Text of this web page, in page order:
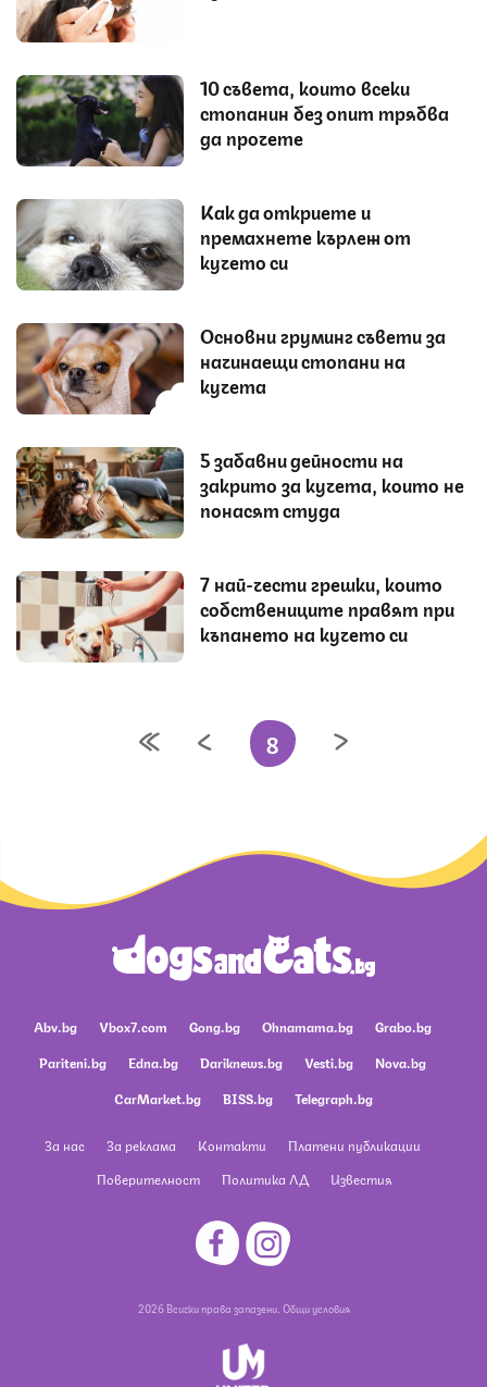
10 съвета, които всеки
стопанин без опит трябва
да прочете
Как да откриете и
премахнете кърлеж от
кучето си
Основни груминг съвети за
начинаещи стопани на
кучета
5 забавни дейности на
закрито за кучета, които не
понасят студа
7 най-чести грешки, които
собствениците правят при
къпането на кучето си
8
Abv.bg Vbox7.com Gong.bg Ohnamama.bg
Grabo.bg
Pariteni.bg
Edna.bg Dariknews.bg Vesti.bg
Nova.bg
CarMarket.bg
BISS.bg Telegraph.bg
За нас За реклама Контакти
Платени публикации
Поверителност
Политика ЛД Известия
2026 Всички права запазени. Общи условия